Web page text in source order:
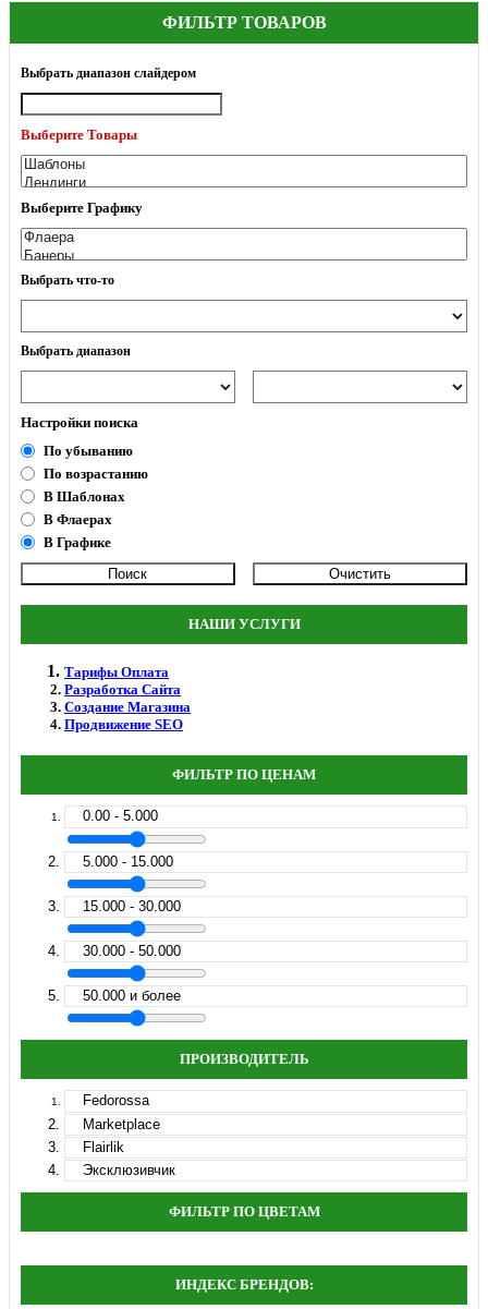
ФИЛЬТР ТОВАРОВ
Выбрать диапазон слайдером
Выберите Товары
Выберите Графику
Выбрать что-то
Выбрать диапазон
Настройки поиска
По убыванию
По возрастанию
В Шаблонах
В Флаерах
В Графике
НАШИ УСЛУГИ
Тарифы Оплата
Разработка Сайта
Создание Магазина
Продвижение SEO
ФИЛЬТР ПО ЦЕНАМ
0.00 - 5.000
5.000 - 15.000
15.000 - 30.000
30.000 - 50.000
50.000 и более
ПРОИЗВОДИТЕЛЬ
Fedorossa
Marketplace
Flairlik
Эксклюзивчик
ФИЛЬТР ПО ЦВЕТАМ
ИНДЕКС БРЕНДОВ: